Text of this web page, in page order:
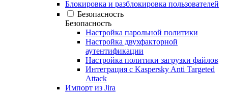
Блокировка и разблокировка пользователей
Безопасность
Безопасность
Настройка парольной политики
Настройка двухфакторной
аутентификации
Настройка политики загрузки файлов
Интеграция с Kaspersky Anti Targeted
Attack
Импорт из Jira